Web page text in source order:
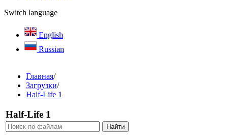
Switch language
English
Russian
Главная/
Загрузки/
Half-Life 1
Half-Life 1